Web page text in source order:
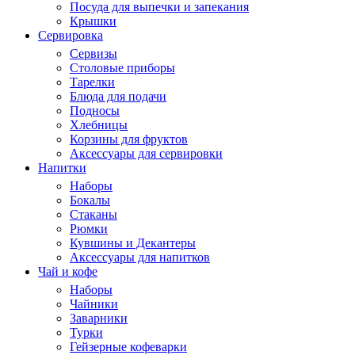
Посуда для выпечки и запекания
Крышки
Сервировка
Сервизы
Столовые приборы
Тарелки
Блюда для подачи
Подносы
Хлебницы
Корзины для фруктов
Аксессуары для сервировки
Напитки
Наборы
Бокалы
Стаканы
Рюмки
Кувшины и Декантеры
Аксессуары для напитков
Чай и кофе
Наборы
Чайники
Заварники
Турки
Гейзерные кофеварки